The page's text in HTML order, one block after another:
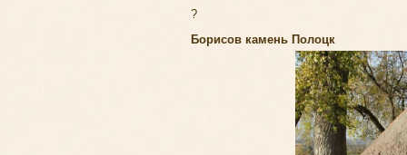
?
Борисов камень Полоцк